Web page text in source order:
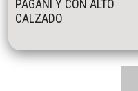
PAGANI Y CON ALTO
CALZADO